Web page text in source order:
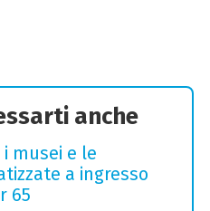
anche
i musei e le
a ingresso
65